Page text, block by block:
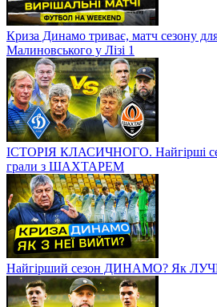
Криза Динамо триває, матч сезону
Малиновського у Лізі 1
ІСТОРІЯ КЛАСИЧНОГО. Найгірші
грали з ШАХТАРЕМ
Найгірший сезон ДИНАМО? Як